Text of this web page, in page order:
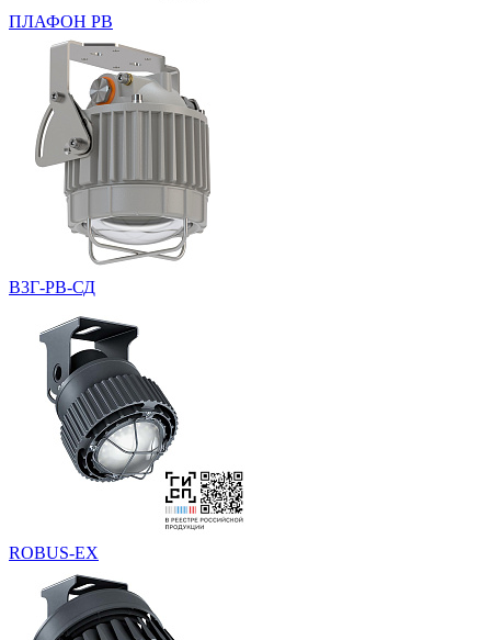
ПЛАФОН РВ
В3Г-РВ-СД
ROBUS-EX